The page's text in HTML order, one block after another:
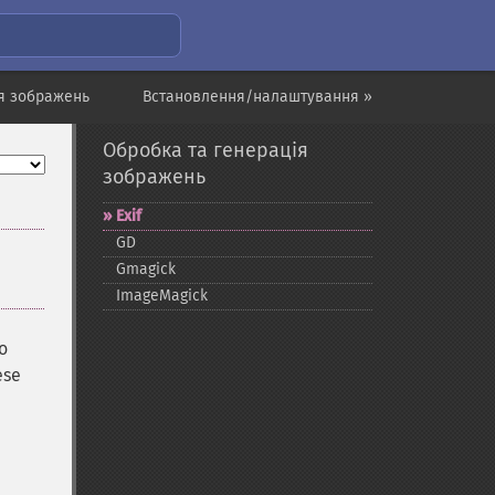
Встановлення/налаштування »
зображень
Обробка та генерація
зображень
Exif
GD
Gmagick
ImageMagick